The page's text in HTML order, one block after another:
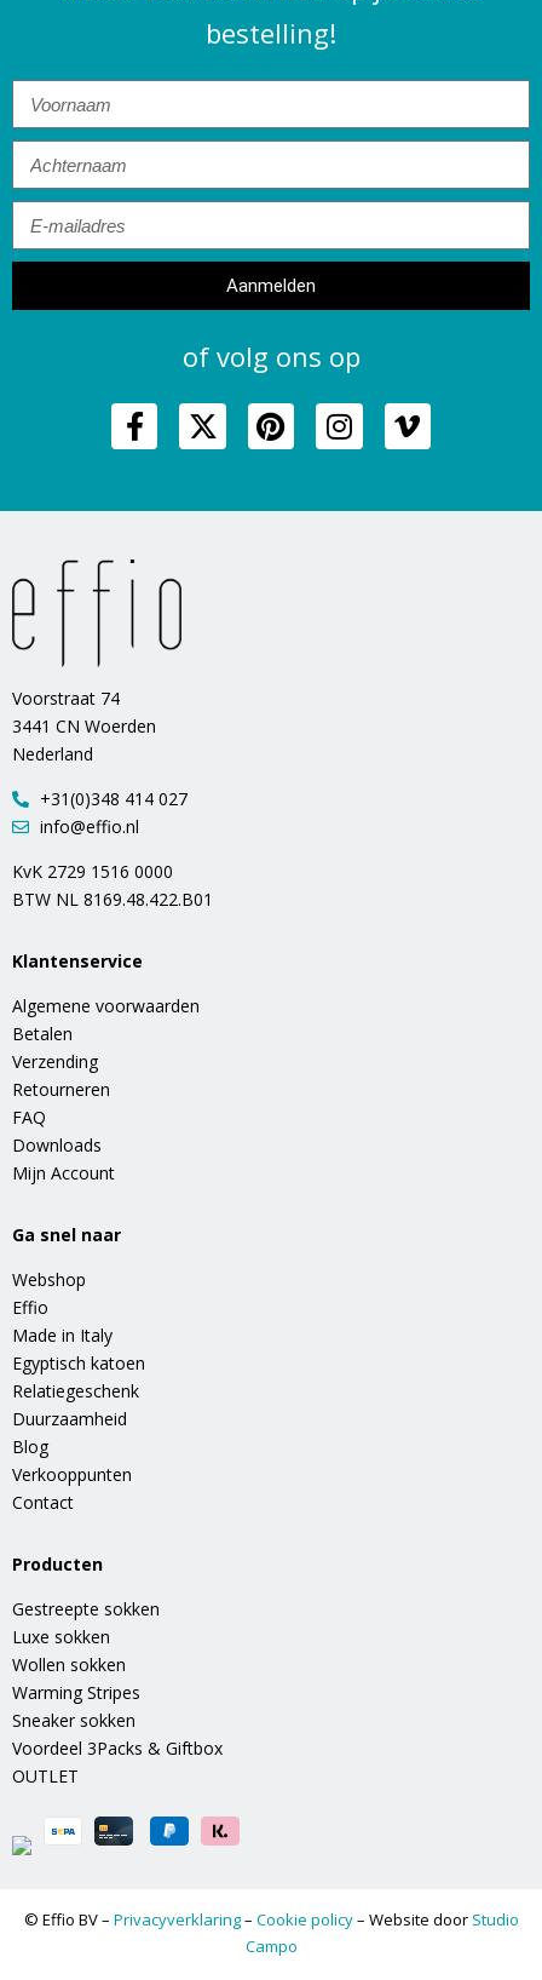
bestelling!
Aanmelden
of volg ons op
Voorstraat 74
3441 CN Woerden
Nederland
+31(0)348 414 027
info@effio.nl
KvK 2729 1516 0000
BTW NL 8169.48.422.B01
Klantenservice
Algemene voorwaarden
Betalen
Verzending
Retourneren
FAQ
Downloads
Mijn Account
Ga snel naar
Webshop
Effio
Made in Italy
Egyptisch katoen
Relatiegeschenk
Duurzaamheid
Blog
Verkooppunten
Contact
Producten
Gestreepte sokken
Luxe sokken
Wollen sokken
Warming Stripes
Sneaker sokken
Voordeel 3Packs & Giftbox
OUTLET
© Effio BV – Privacyverklaring– Cookie policy– Website door Studio
Campo